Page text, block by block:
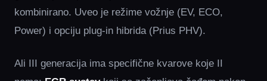
kombinirano. Uveo je režime vožnje (EV, ECO,
Power) i opciju plug-in hibrida (Prius PHV).
Ali III generacija ima specifične kvarove koje II